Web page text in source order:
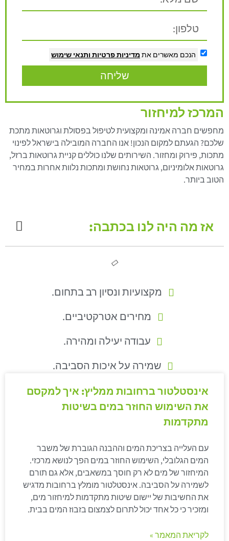
הנכם מאשרים את מדיניות פרטיות ותנאי שימוש
שליחה
המרכז למיחזור
מחפשים חברה אמינה ומקצועית לטיפול בפסולת וגרוטאות מתכת
שלכם? הגעתם למקום הנכון! אנו החברה המובילה בישראל לפינוי
מתכות, פירוק ומחזור. השירותים שלנו כוללים קניית גרוטאות ברזל,
גרוטאות אלומיניום, גרוטאות נחושת ומתכות נלוות אחרות במחיר
הטוב ביותר.
אז מה היה לנו בכתבה:
מקצועיות ונסיון רב בתחום.
מחירים אטרקטיביים.
עבודה יעילה ומהירה.
שמירה על איכות הסביבה.
אינסטלטור ברחובות ממליץ: איך למקסם
את השימוש החוזר במים בשיטות
מתקדמות
עם העלייה בצריכת המים וההבנה הגוברת של משבר
המים הגלובלי, השימוש החוזר במים הפך לנושא מרכזי.
המיחזור של מים לא רק חוסך במשאבים, אלא גם תורם
לשמירה על הסביבה. אינסטלטור מומלץ ברחובות מדגיש
את החשיבות של יישום שיטות מתקדמות למיחזור מים,
ומזכיר כי כל אחד יכול לתרום לצמצום בזבוז המים בבית.
לקריאת המאמר »